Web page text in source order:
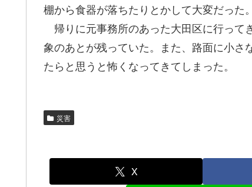
棚から食器が落ちたりとかして大変だった
帰りに元事務所のあった大田区に行って
象のあとが残っていた。また、路面に小さ
たらと思うと怖くなってきてしまった。
災害
X